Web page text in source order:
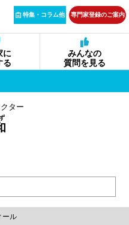
特集・コラム他 専門家登録のご案内
に
る
みんなの
質問を見る
ター
ール